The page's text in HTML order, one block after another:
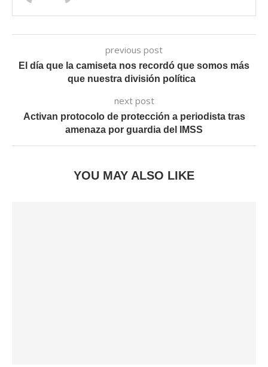
previous post
El día que la camiseta nos recordó que somos más
que nuestra división política
next post
Activan protocolo de protección a periodista tras
amenaza por guardia del IMSS
YOU MAY ALSO LIKE